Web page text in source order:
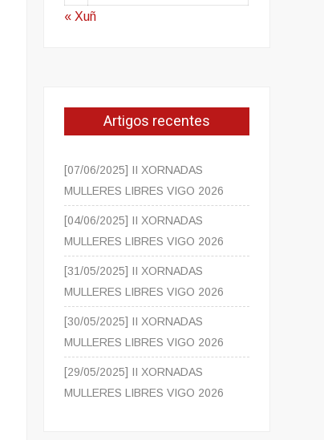
« Xuñ
Artigos recentes
[07/06/2025] II XORNADAS
MULLERES LIBRES VIGO 2026
[04/06/2025] II XORNADAS
MULLERES LIBRES VIGO 2026
[31/05/2025] II XORNADAS
MULLERES LIBRES VIGO 2026
[30/05/2025] II XORNADAS
MULLERES LIBRES VIGO 2026
[29/05/2025] II XORNADAS
MULLERES LIBRES VIGO 2026